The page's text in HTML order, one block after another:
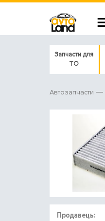
Запчасти для
ТО
Автозапчасти
Продавець: